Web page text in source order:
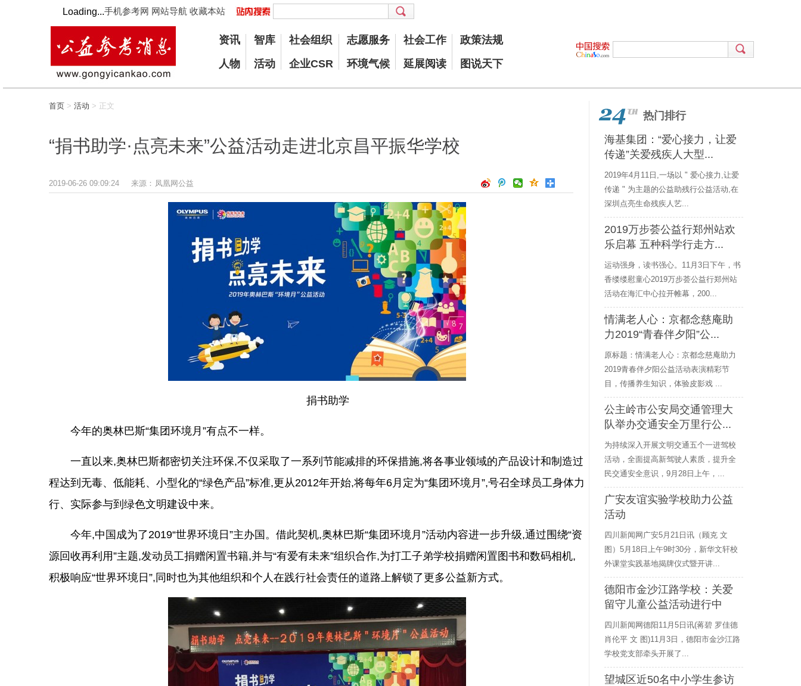
Loading...手机参考网 网站导航 收藏本站
资讯
人物
智库
活动
社会组织
企业CSR
志愿服务
环境气候
社会工作
延展阅读
政策法规
图说天下
首页 > 活动 > 正文
“捐书助学·点亮未来”公益活动走进北京昌平振华学校
2019-06-26 09:09:24 来源： 凤凰网公益
捐书助学
今年的奥林巴斯“集团环境月”有点不一样。
一直以来,奥林巴斯都密切关注环保,不仅采取了一系列节能减排的环保措施,将各事业领域的产品设计和制造过
程达到无毒、低能耗、小型化的“绿色产品”标准,更从2012年开始,将每年6月定为“集团环境月”,号召全球员工身体力
行、实际参与到绿色文明建设中来。
今年,中国成为了2019“世界环境日”主办国。借此契机,奥林巴斯“集团环境月”活动内容进一步升级,通过围绕“资
源回收再利用”主题,发动员工捐赠闲置书籍,并与“有爱有未来”组织合作,为打工子弟学校捐赠闲置图书和数码相机,
积极响应“世界环境日”,同时也为其他组织和个人在践行社会责任的道路上解锁了更多公益新方式。
热门排行
海基集团：“爱心接力，让爱
传递”关爱残疾人大型...
2019年4月11日,一场以 " 爱心接力,让爱
传递 " 为主题的公益助残行公益活动,在
深圳点亮生命残疾人艺...
2019万步荟公益行郑州站欢
乐启幕 五种科学行走方...
运动强身，读书强心。11月3日下午，书
香缕缕慰童心2019万步荟公益行郑州站
活动在海汇中心拉开帷幕，200...
情满老人心：京都念慈庵助
力2019“青春伴夕阳”公...
原标题：情满老人心：京都念慈庵助力
2019青春伴夕阳公益活动表演精彩节
目，传播养生知识，体验皮影戏 ...
公主岭市公安局交通管理大
队举办交通安全万里行公...
为持续深入开展文明交通五个一进驾校
活动，全面提高新驾驶人素质，提升全
民交通安全意识，9月28日上午，...
广安友谊实验学校助力公益
活动
四川新闻网广安5月21日讯（顾克 文
图）5月18日上午9时30分，新华文轩校
外课堂实践基地揭牌仪式暨开讲...
德阳市金沙江路学校：关爱
留守儿童公益活动进行中
四川新闻网德阳11月5日讯(蒋碧 罗佳德
肖伦平 文 图)11月3日，德阳市金沙江路
学校党支部牵头开展了...
望城区近50名中小学生参访